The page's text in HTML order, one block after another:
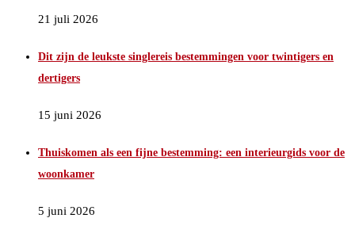
21 juli 2026
Dit zijn de leukste singlereis bestemmingen voor twintigers en
dertigers
15 juni 2026
Thuiskomen als een fijne bestemming: een interieurgids voor de
woonkamer
5 juni 2026